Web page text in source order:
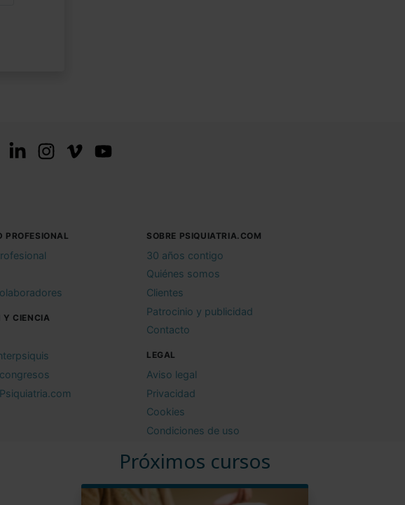
Próximos cursos
PROFESIONAL
Y CIENCIA
SOBRE PSIQUIATRIA.COM
30 años contigo
Quiénes somos
Clientes
Patrocinio y publicidad
Contacto
LEGAL
Aviso legal
Privacidad
Cookies
Condiciones de uso